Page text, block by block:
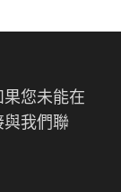
您未能在
與我們聯